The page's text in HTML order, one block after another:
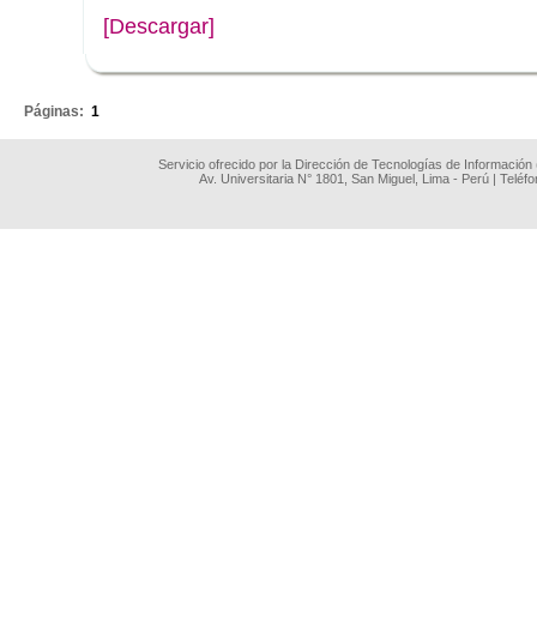
[Descargar]
Páginas: 1
Servicio ofrecido por la Dirección de Tecnologías de
Av. Universitaria N° 1801, San Miguel, Lima - Perú |